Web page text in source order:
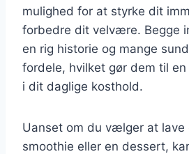
mulighed for at styrke dit
forbedre dit velvære. Begge
en rig historie og mange
fordele, hvilket gør dem til
i dit daglige kosthold.
Uanset om du vælger at lave
smoothie eller en dessert,